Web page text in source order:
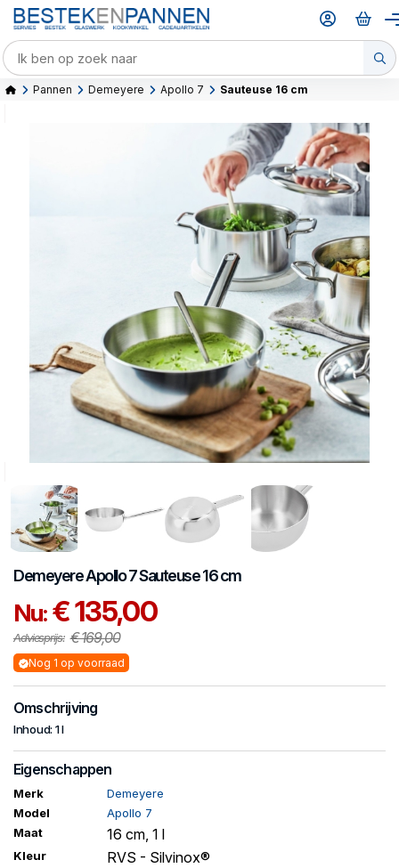
Pannen Demeyere Apollo 7 Sauteuse 16 cm
DemeyereApollo 7Sauteuse 16 cm
Nu:€ 135,00
Adviesprijs: € 169,00
Nog 1 op voorraad
Omschrijving
Inhoud: 1 l
Eigenschappen
Merk
Demeyere
Model
Apollo 7
Maat
16 cm, 1 l
Kleur RVS - Silvinox®